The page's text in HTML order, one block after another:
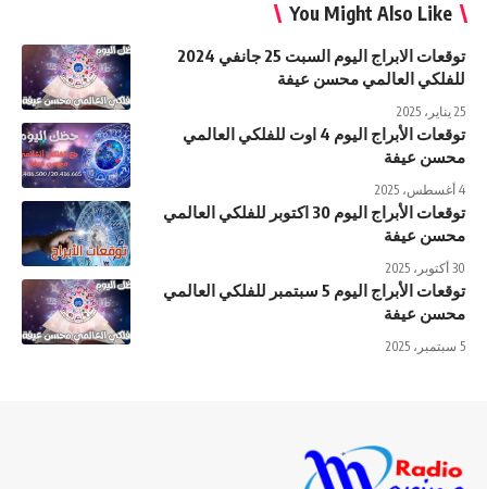
You Might Also Like
توقعات الابراج اليوم السبت 25 جانفي 2024
للفلكي العالمي محسن عيفة
25 يناير، 2025
توقعات الأبراج اليوم 4 اوت للفلكي العالمي
محسن عيفة
4 أغسطس، 2025
توقعات الأبراج اليوم 30 اكتوبر للفلكي العالمي
محسن عيفة
30 أكتوبر، 2025
توقعات الأبراج اليوم 5 سبتمبر للفلكي العالمي
محسن عيفة
5 سبتمبر، 2025